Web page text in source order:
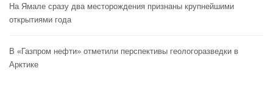
На Ямале сразу два месторождения признаны крупнейшими
открытиями года
В «Газпром нефти» отметили перспективы геологоразведки в
Арктике